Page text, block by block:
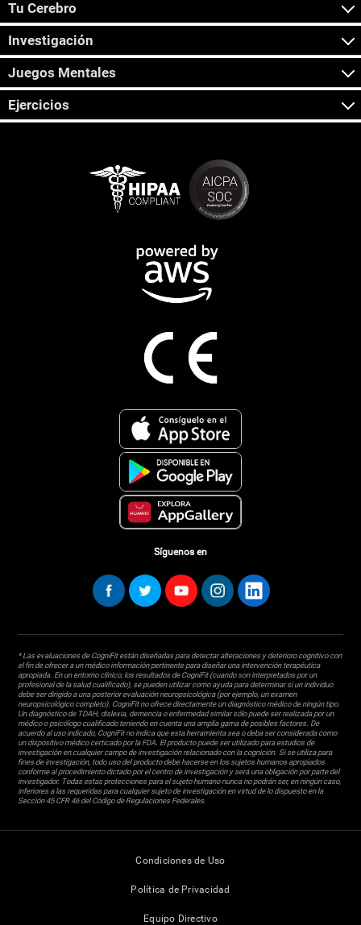
Tu Cerebro
Investigación
Juegos Mentales
Ejercicios
Síguenos en
* Las evaluaciones de CogniFit están diseñadas para detectar alteraciones y deterioro cognitivo con
el fin de ofrecer a un médico información pertinente para diseñar una intervención terapéutica
apropiada. En un entorno clínico, los resultados de CogniFit (cuando son interpretados por un
profesional de la salud cualificado), se pueden utilizar como ayuda para determinar si un individuo
debe ser dirigido a una posterior evaluación neuropsicológica (por ejemplo, un examen
neuropsicológico completo). CogniFit no ofrece directamente un diagnóstico médico de ningún tipo.
Un diagnóstico de TDAH, dislexia, demencia o enfermedad similar sólo puede ser realizada por un
médico o psicólogo cualificado teniendo en cuenta una amplia gama de posibles factores. De
acuerdo al uso indicado, CogniFit no indica que esta herramienta sea o deba ser considerada como
un dispositivo médico certicado por la FDA. El producto puede ser utilizado para estudios de
investigación en cualquier campo de investigación relacionado con la cognición. Si se utiliza para
fines de investigación, todo uso del producto debe hacerse en los sujetos humanos apropiados
conforme al procedimiento dictado por el centro de investigación y será una obligación por parte del
investigador. Todas estas protecciones para el sujeto humano nunca no podrán ser, en ningún caso,
inferiores a las requeridas para cualquier sujeto de investigación en virtud de lo dispuesto en la
Sección 45 CFR 46 del Código de Regulaciones Federales.
Condiciones de Uso
Política de Privacidad
Equipo Directivo